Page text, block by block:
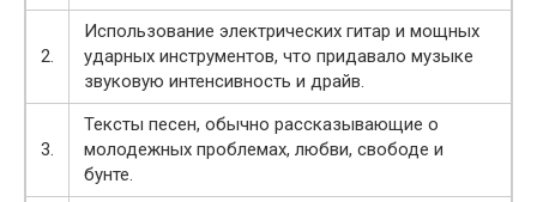
2.
Использование электрических гитар и мощных
ударных инструментов, что придавало музыке
звуковую интенсивность и драйв.
3.
Тексты песен, обычно рассказывающие о
молодежных проблемах, любви, свободе и
бунте.